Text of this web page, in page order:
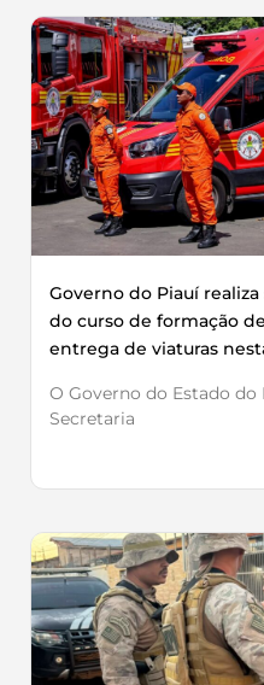
Governo do Piauí
do curso de formação
entrega de viaturas
O Governo do Estado
Secretaria